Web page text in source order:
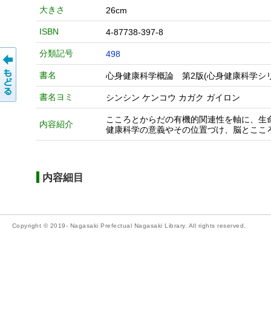
大きさ 26cm
ISBN 4-87738-397-8
分類記号 498
書名 心身健康科学概論 第2版(心身健康科学シ
書名ヨミ シンシン ケンコウ カガク ガイロン
内容紹介
こころとからだの有機的関連性を軸に、
健康科学の意義やその位置づけ、脳とこ
内容細目
Copyright © 2019- Nagasaki Prefectual Nagasaki Library. All rights reserved.